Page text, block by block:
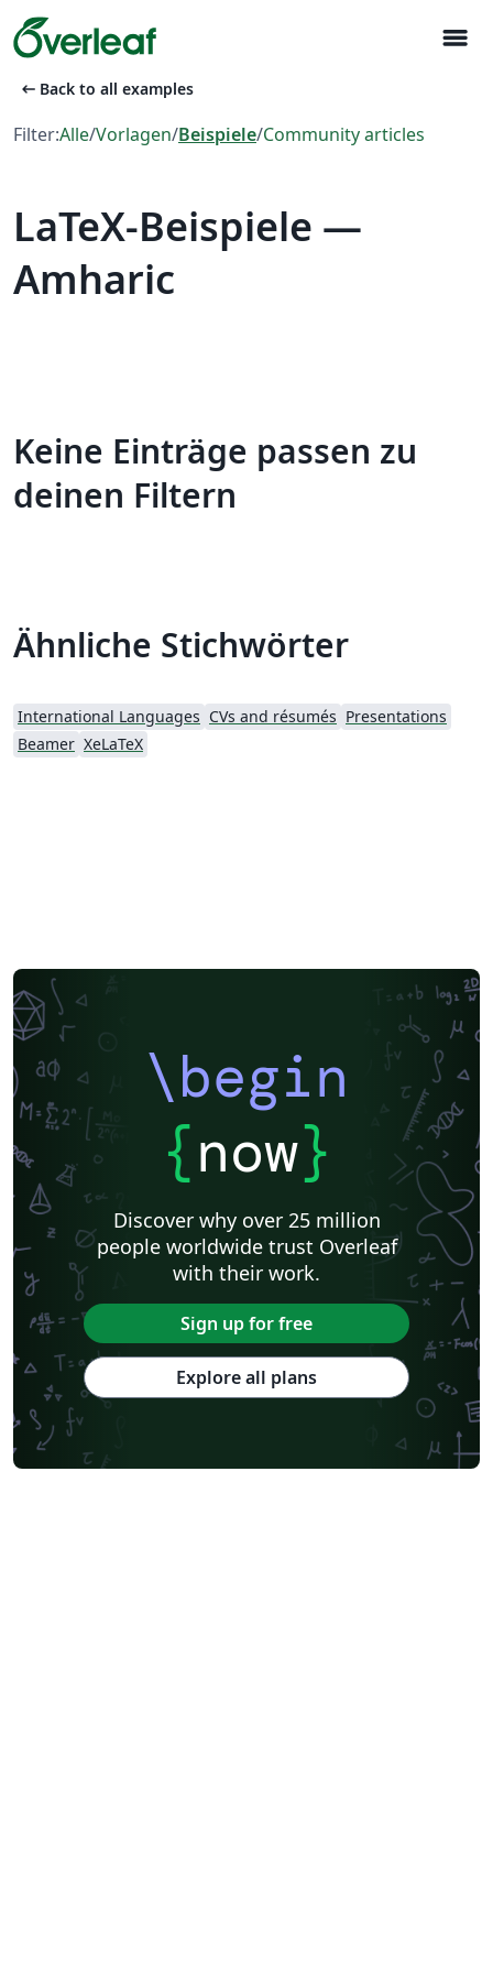
menu
arrow_left_alt Back to all examples
Filter:Alle/Vorlagen/Beispiele/Community articles
LaTeX-Beispiele —
Amharic
Keine Einträge passen zu
deinen Filtern
Ähnliche Stichwörter
International Languages CVs and résumés Presentations
Beamer XeLaTeX
\begin
{now}
Discover why over 25 million
people worldwide trust Overleaf
with their work.
Sign up for free
Explore all plans